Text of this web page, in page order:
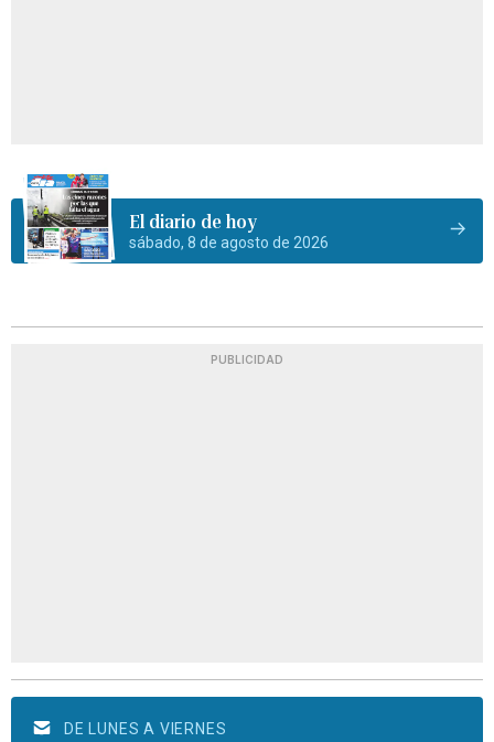
El diario de hoy
sábado, 8 de agosto de 2026
PUBLICIDAD
DE LUNES A VIERNES